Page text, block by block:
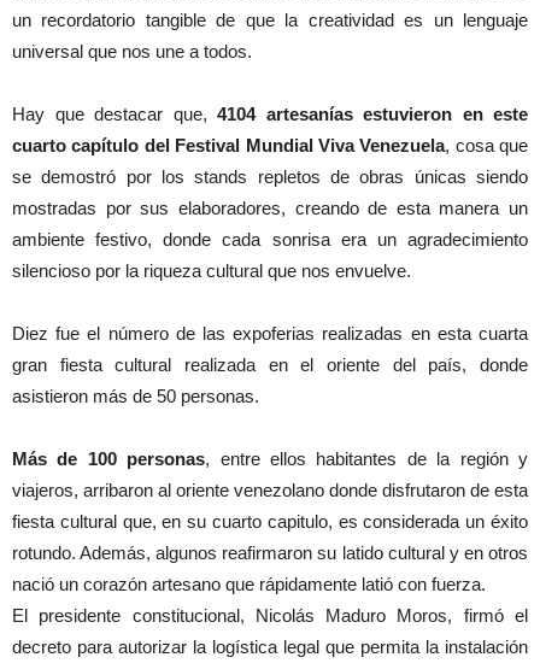
un recordatorio tangible de que la creatividad es un lenguaje
universal que nos une a todos.
Hay que destacar que, 4104 artesanías estuvieron en este
cuarto capítulo del Festival Mundial Viva Venezuela, cosa que
se demostró por los stands repletos de obras únicas siendo
mostradas por sus elaboradores, creando de esta manera un
ambiente festivo, donde cada sonrisa era un agradecimiento
silencioso por la riqueza cultural que nos envuelve.
Diez fue el número de las expoferias realizadas en esta cuarta
gran fiesta cultural realizada en el oriente del país, donde
asistieron más de 50 personas.
Más de 100 personas, entre ellos habitantes de la región y
viajeros, arribaron al oriente venezolano donde disfrutaron de esta
fiesta cultural que, en su cuarto capitulo, es considerada un éxito
rotundo. Además, algunos reafirmaron su latido cultural y en otros
nació un corazón artesano que rápidamente latió con fuerza.
El presidente constitucional, Nicolás Maduro Moros, firmó el
decreto para autorizar la logística legal que permita la instalación